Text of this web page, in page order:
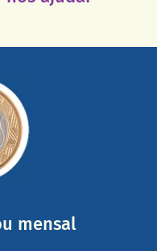
mensal
com a sua ajuda
pessoas.